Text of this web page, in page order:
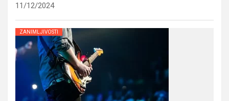
11/12/2024
ZANIMLJIVOSTI